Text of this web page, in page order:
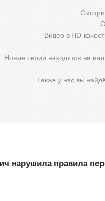
Видео в HD-
Новые серии находятся на
Также у нас вы
нарушила правила